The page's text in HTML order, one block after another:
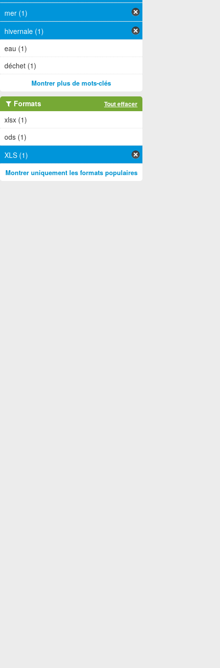
mer (1)
hivernale (1)
eau (1)
déchet (1)
Montrer plus de mots-clés
Formats Tout effacer
xlsx (1)
ods (1)
XLS (1)
Montrer uniquement les formats populaires